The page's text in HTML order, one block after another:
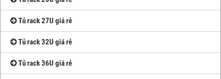
Tủ rack 27U giá rẻ
Tủ rack 32U giá rẻ
Tủ rack 36U giá rẻ